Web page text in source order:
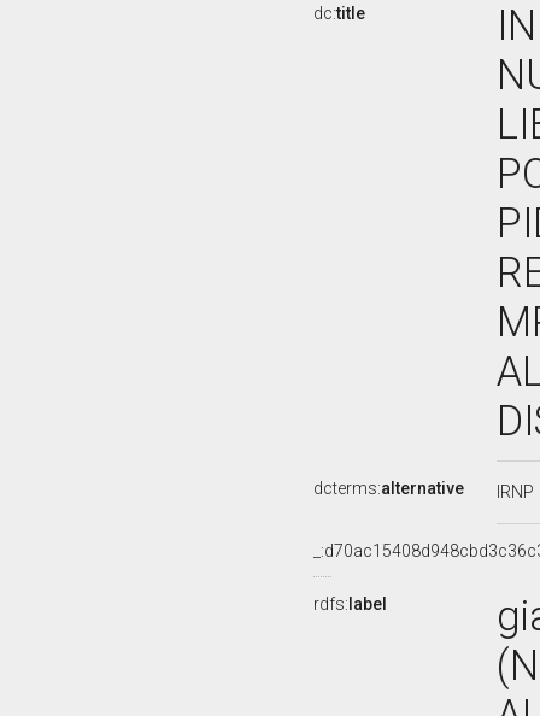
dc:title
dcterms:alternative IRNP
rdfs: label